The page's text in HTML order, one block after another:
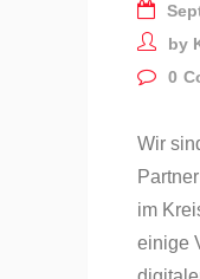
by
0
Wir
im
einige